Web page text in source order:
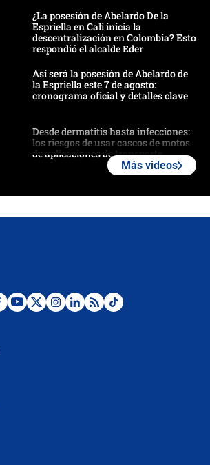
¿La posesión de Abelardo De la
Espriella en Cali inicia la
descentralización en Colombia? Esto
respondió el alcalde Eder
Así será la posesión de Abelardo de
la Espriella este 7 de agosto:
cronograma oficial y detalles clave
Desde dermatitis hasta infecciones:
los riesgos de usar cascos de motos
de aplicaciones de transporte
Posesión de Abelardo De La Espriella
Más videos